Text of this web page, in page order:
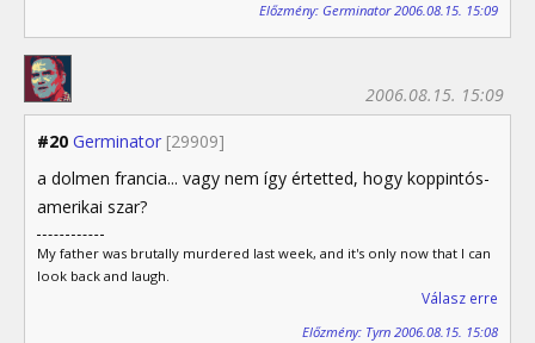
Előzmény: Germinator 2006.08.15. 15:09
#20 Germinator [29909]
2006.08.15. 15:09
a dolmen francia... vagy nem így értetted, hogy koppintós-
amerikai szar?
My father was brutally murdered last week, and it's only now that I can
look back and laugh.
Válasz erre
Előzmény: Tyrn 2006.08.15. 15:08